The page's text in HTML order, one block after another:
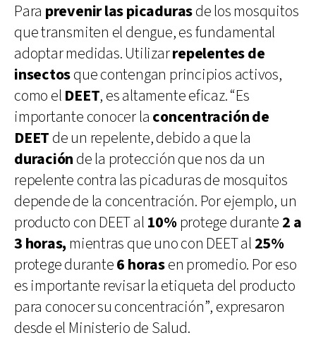
Para prevenir las picadurasde los mosquitos
que transmiten el dengue, es fundamental
adoptar medidas. Utilizarrepelentes de
insectosque contengan principios activos,
como el DEET, es altamente eficaz. “Es
importante conocer la concentración de
DEET de un repelente, debido a que la
duración de la protección que nos da un
repelente contra las picaduras de mosquitos
depende de la concentración. Por ejemplo, un
producto con DEET al 10%protege durante 2 a
3 horas,mientras que uno con DEET al 25%
protege durante6 horasen promedio. Por eso
es importante revisar la etiqueta del producto
para conocer su concentración”, expresaron
desde el Ministerio de Salud.